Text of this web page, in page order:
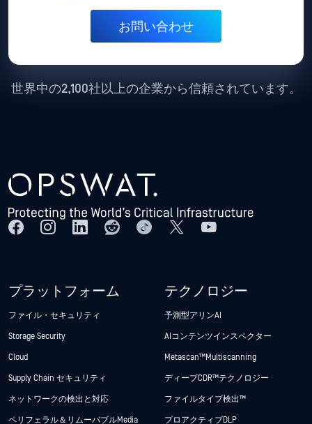
世界中の2,100社以上の企業から信頼されています。
プラットフォーム
ファイル・セキュリティ
Storage Security
Cloud
Supply Chain セキュリティ
ネットワークの検出と対応
ペリフェラル＆リムーバブルMedia
テクノロジー
予測型アリンAI
AIコンテンツインスペクター
Metascan™ Multiscanning
ディープCDR™テクノロジー
ファイルタイプ検出™
プロアクティブDLP